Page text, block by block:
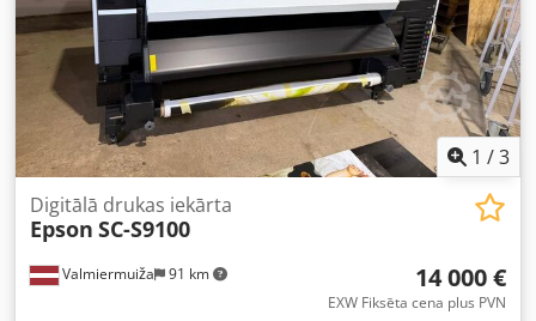
1 /3
Valmiermuiža 91 km
Digitālā drukas iekārta
Epson SC-S9100
14 000 €
EXW Fiksēta cena plus PVN